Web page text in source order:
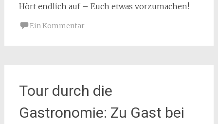
Hört endlich auf – Euch etwas vorzumachen!
Ein Kommentar
Tour durch die
Gastronomie: Zu Gast bei